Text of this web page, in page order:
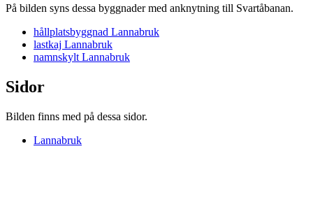
På bilden syns dessa byggnader med anknytning till Svartåbanan.
hållplatsbyggnad Lannabruk
lastkaj Lannabruk
namnskylt Lannabruk
Sidor
Bilden finns med på dessa sidor.
Lannabruk